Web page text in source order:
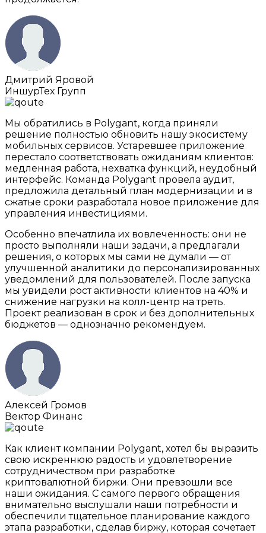
Дмитрий Яровой
ИншурТех Групп
Мы обратились в Polygant, когда приняли
решение полностью обновить нашу экосистему
мобильных сервисов. Устаревшее приложение
перестало соответствовать ожиданиям клиентов:
медленная работа, нехватка функций, неудобный
интерфейс. Команда Polygant провела аудит,
предложила детальный план модернизации и в
сжатые сроки разработала новое приложение для
управления инвестициями.
Особенно впечатлила их вовлеченность: они не
просто выполняли наши задачи, а предлагали
решения, о которых мы сами не думали — от
улучшенной аналитики до персонализированных
уведомлений для пользователей. После запуска
мы увидели рост активности клиентов на 40% и
снижение нагрузки на колл-центр на треть.
Проект реализован в срок и без дополнительных
бюджетов — однозначно рекомендуем.
Алексей Громов
Вектор Финанс
Как клиент компании Polygant, хотел бы выразить
свою искреннюю радость и удовлетворение
сотрудничеством при разработке
криптовалютной биржи. Они превзошли все
наши ожидания. С самого первого обращения
внимательно выслушали наши потребности и
обеспечили тщательное планирование каждого
этапа разработки, сделав биржу, которая сочетает